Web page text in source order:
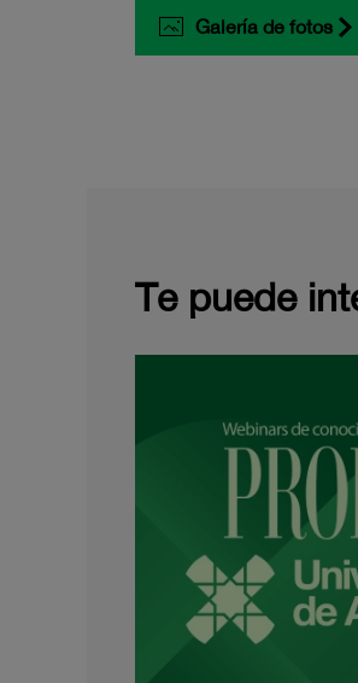
Galería de fotos
Te puede